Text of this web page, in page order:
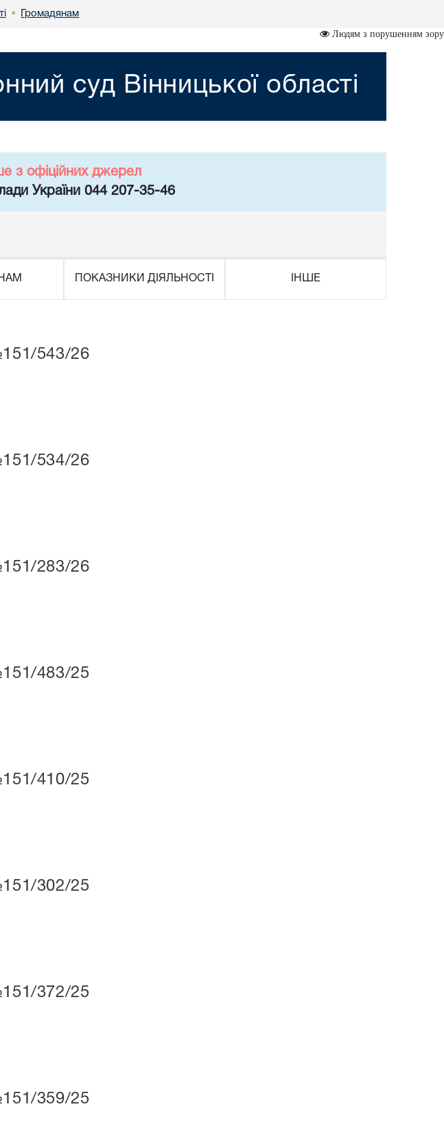
• Громадянам
Людям з порушенням зору
суд Вінницької області
з офіційних джерел
України 044 207-35-46
ПОКАЗНИКИ ДІЯЛЬНОСТІ ІНШЕ
543/26
534/26
283/26
483/25
410/25
302/25
372/25
359/25